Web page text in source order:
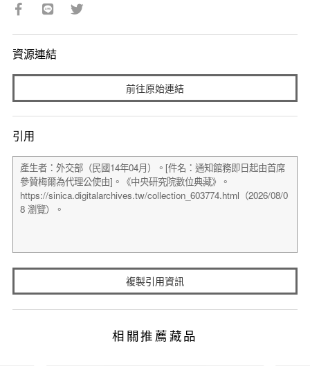
資源連結
前往原始連結
引用
複製引用資訊
相關推薦藏品